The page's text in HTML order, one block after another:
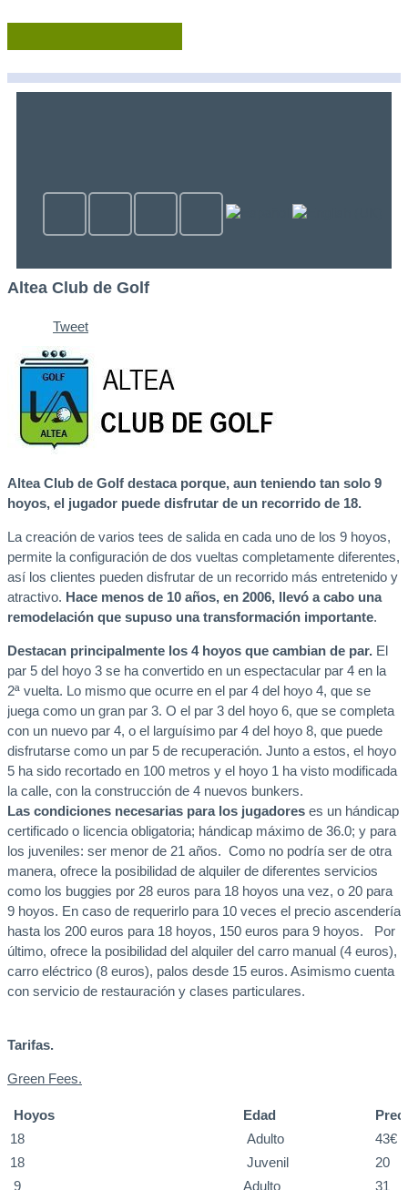
Altea Club de Golf
Tweet
Altea Club de Golf destaca porque, aun teniendo tan solo 9
hoyos, el jugador puede disfrutar de un recorrido de 18.
La creación de varios tees de salida en cada uno de los 9 hoyos,
permite la configuración de dos vueltas completamente diferentes,
así los clientes pueden disfrutar de un recorrido más entretenido y
atractivo. Hace menos de 10 años, en 2006, llevó a cabo una
remodelación que supuso una transformación importante.
Destacan principalmente los 4 hoyos que cambian de par. El
par 5 del hoyo 3 se ha convertido en un espectacular par 4 en la
2ª vuelta. Lo mismo que ocurre en el par 4 del hoyo 4, que se
juega como un gran par 3. O el par 3 del hoyo 6, que se completa
con un nuevo par 4, o el larguísimo par 4 del hoyo 8, que puede
disfrutarse como un par 5 de recuperación. Junto a estos, el hoyo
5 ha sido recortado en 100 metros y el hoyo 1 ha visto modificada
la calle, con la construcción de 4 nuevos bunkers.
Las condiciones necesarias para los jugadores es un hándicap
certificado o licencia obligatoria; hándicap máximo de 36.0; y para
los juveniles: ser menor de 21 años. Como no podría ser de otra
manera, ofrece la posibilidad de alquiler de diferentes servicios
como los buggies por 28 euros para 18 hoyos una vez, o 20 para
9 hoyos. En caso de requerirlo para 10 veces el precio ascendería
hasta los 200 euros para 18 hoyos, 150 euros para 9 hoyos. Por
último, ofrece la posibilidad del alquiler del carro manual (4 euros),
carro eléctrico (8 euros), palos desde 15 euros. Asimismo cuenta
con servicio de restauración y clases particulares.
Tarifas.
Green Fees.
Hoyos Edad
18
Adulto
43€
18
Juvenil
20
9
Adulto
31